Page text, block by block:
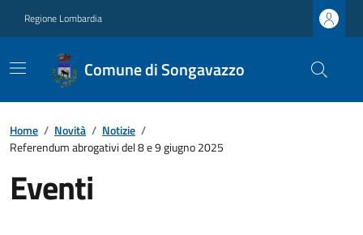
Regione Lombardia
Comune di Songavazzo
Home / Novità / Notizie /
Referendum abrogativi del 8 e 9 giugno 2025
Eventi